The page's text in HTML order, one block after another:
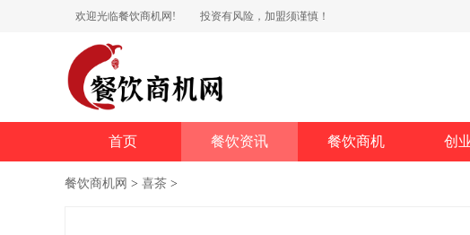
欢迎光临餐饮商机网! 投资有风险，加盟须谨慎！
首页 餐饮资讯 餐饮商机 创
餐饮商机网 > 喜茶 >